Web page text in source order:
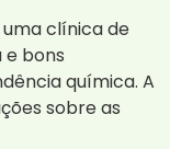
clínica de
bons
química. A
sobre as